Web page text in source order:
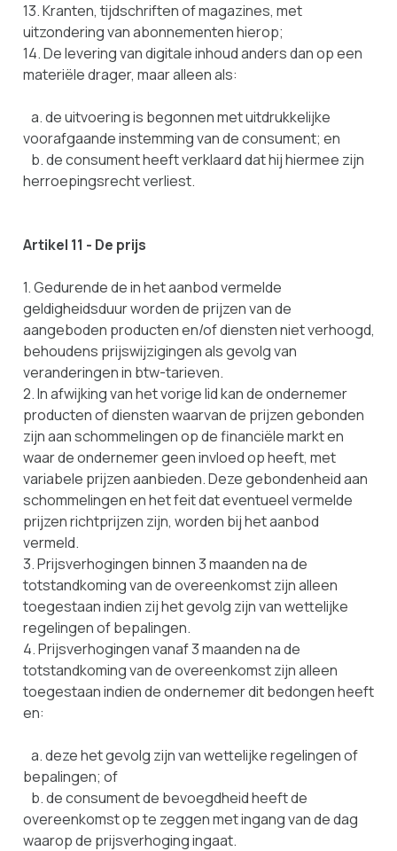
13. Kranten, tijdschriften of magazines, met
uitzondering van abonnementen hierop;
14. De levering van digitale inhoud anders dan op een
materiële drager, maar alleen als:
a. de uitvoering is begonnen met uitdrukkelijke
voorafgaande instemming van de consument; en
b. de consument heeft verklaard dat hij hiermee zijn
herroepingsrecht verliest.
Artikel 11 - De prijs
1. Gedurende de in het aanbod vermelde
geldigheidsduur worden de prijzen van de
aangeboden producten en/of diensten niet verhoogd,
behoudens prijswijzigingen als gevolg van
veranderingen in btw-tarieven.
2. In afwijking van het vorige lid kan de ondernemer
producten of diensten waarvan de prijzen gebonden
zijn aan schommelingen op de financiële markt en
waar de ondernemer geen invloed op heeft, met
variabele prijzen aanbieden. Deze gebondenheid aan
schommelingen en het feit dat eventueel vermelde
prijzen richtprijzen zijn, worden bij het aanbod
vermeld.
3. Prijsverhogingen binnen 3 maanden na de
totstandkoming van de overeenkomst zijn alleen
toegestaan indien zij het gevolg zijn van wettelijke
regelingen of bepalingen.
4. Prijsverhogingen vanaf 3 maanden na de
totstandkoming van de overeenkomst zijn alleen
toegestaan indien de ondernemer dit bedongen heeft
en:
a. deze het gevolg zijn van wettelijke regelingen of
bepalingen; of
b. de consument de bevoegdheid heeft de
overeenkomst op te zeggen met ingang van de dag
waarop de prijsverhoging ingaat.